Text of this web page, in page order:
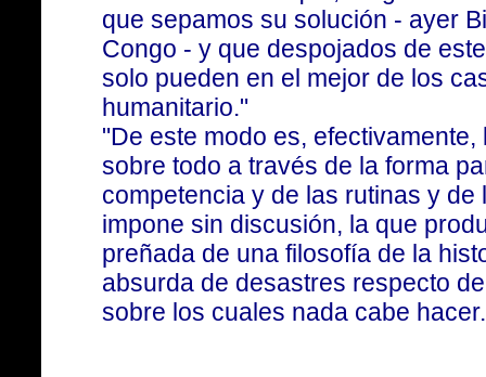
que sepamos su solución - ayer
Congo - y que despojados de
solo pueden en el mejor de los
humanitario."
"De este modo es,
sobre todo a través de la forma
competencia y de las rutinas y
impone sin discusión, la que
preñada de una filosofía de la
absurda de desastres respecto
sobre los cuales nada cabe